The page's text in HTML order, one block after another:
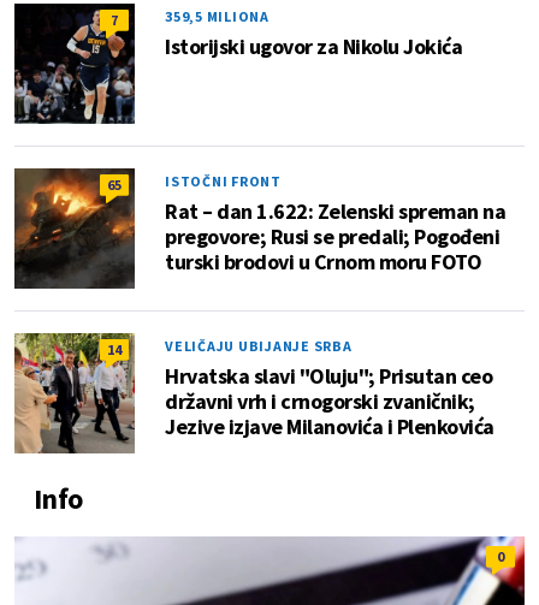
7 359,5 MILIONA
Istorijski ugovor za Nikolu Jokića
65 ISTOČNI FRONT
Rat – dan 1.622: Zelenski spreman na
pregovore; Rusi se predali; Pogođeni
turski brodovi u Crnom moru FOTO
14 VELIČAJU UBIJANJE SRBA
Hrvatska slavi "Oluju"; Prisutan ceo
državni vrh i crnogorski zvaničnik;
Jezive izjave Milanovića i Plenkovića
Info
0